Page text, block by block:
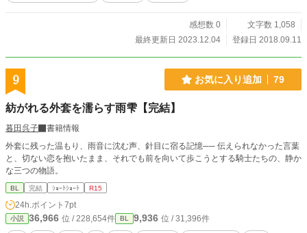
感想数 0
文字数 1,058
最終更新日 2023.12.04
登録日 2018.09.11
9 お気に入り追加 79
紡がれる外套を濡らす雨雫【完結】
暮田呉子
書籍情報
外套に残った温もり、雨音に沈む声、針目に宿る記憶── 伝えられなかった言葉
と、切ない恋を抱いたまま、それでも前を向いて歩こうとする騎士たちの、静か
な三つの物語。
BL 完結 ｼｮｰﾄｼｮｰﾄ R15
24h.ポイント 7pt
小説 36,966 位 / 228,654件 BL 9,936 位 / 31,396件